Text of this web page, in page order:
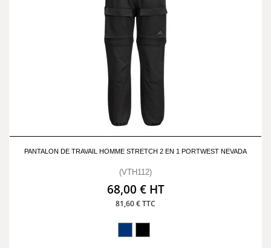
PANTALON DE TRAVAIL HOMME STRETCH 2 EN 1 PORTWEST NEVADA
(VTH112)
68,00 € HT
81,60 € TTC